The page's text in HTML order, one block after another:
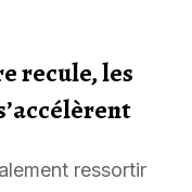
recule, les
ressortir